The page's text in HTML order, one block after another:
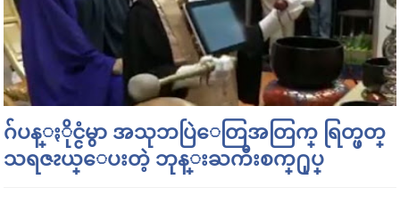
ဂ်ပန္ႏိုင္ငံမွာ အသုဘပြဲေတြအတြက္ ရြတ္ဖတ္
သရဇၩယ္ေပးတဲ့ ဘုန္းႀကီးစက္႐ုပ္